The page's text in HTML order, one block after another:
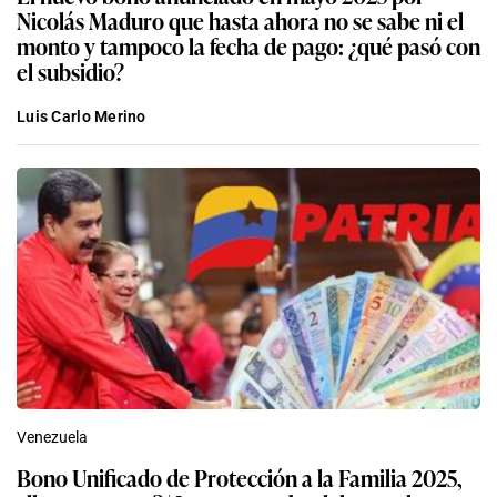
Nicolás Maduro que hasta ahora no se sabe ni el
monto y tampoco la fecha de pago: ¿qué pasó con
el subsidio?
Luis Carlo Merino
Venezuela
Bono Unificado de Protección a la Familia 2025,